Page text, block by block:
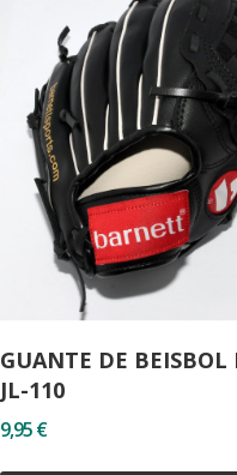
GUANTE DE BEISBOL
JL-110
9,95 €